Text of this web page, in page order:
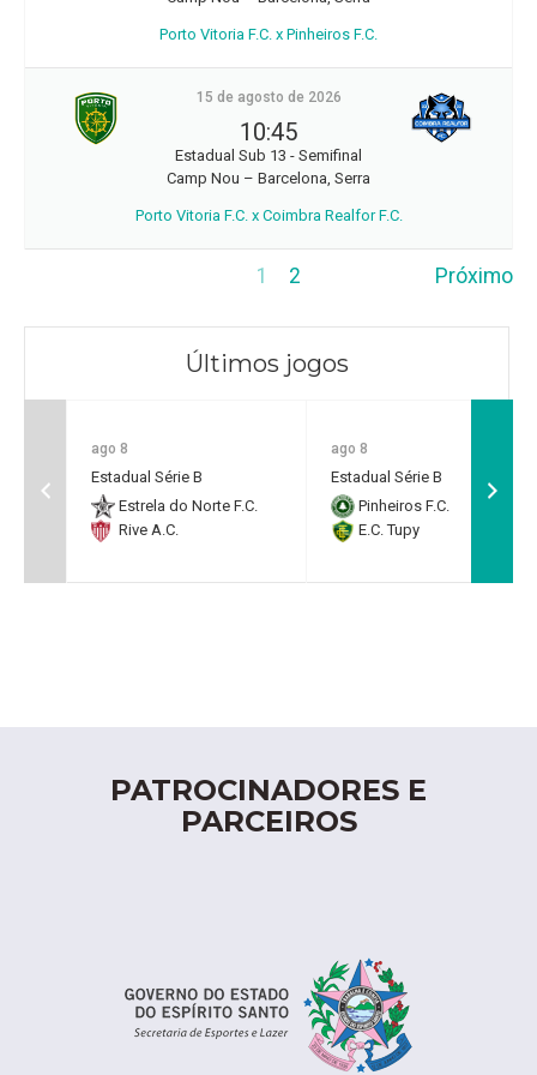
Porto Vitoria F.C. x Pinheiros F.C.
15 de agosto de 2026
10:45
Estadual Sub 13 - Semifinal
Camp Nou – Barcelona, Serra
Porto Vitoria F.C. x Coimbra Realfor F.C.
1 2 Próximo
Últimos jogos
ago 8
Estadual Série B
Estrela do Norte F.C.
Rive A.C.
ago 8
Estadual Série B
Pinheiros F.C.
E.C. Tupy
PATROCINADORES E
PARCEIROS